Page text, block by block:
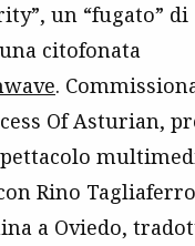
un “fugato” di
citofonata
.
Of Asturian,
Rino
a Oviedo,